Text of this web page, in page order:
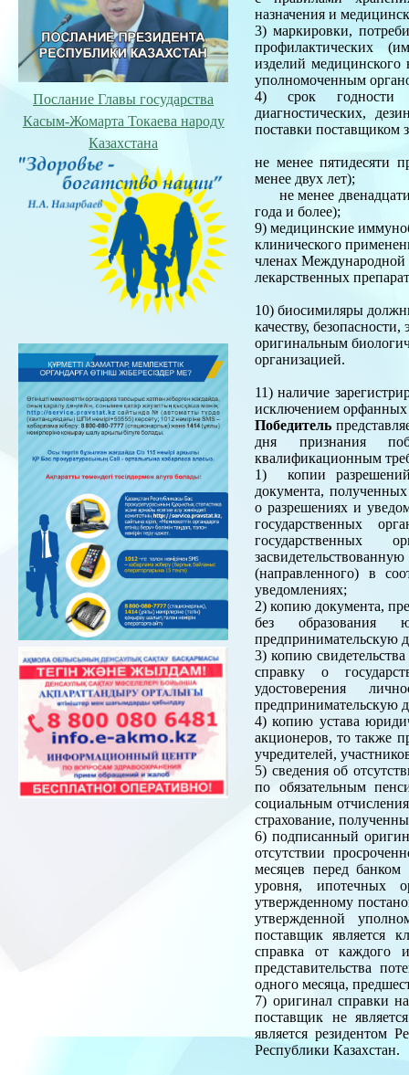
Послание Главы государства
Касым-Жомарта Токаева народу
Казахстана
назначения и
3) маркировки,
профилактических
изделий медицинского
уполномоченным
4) срок годности
диагностических,
поставки поставщиком
не менее пятидесяти
менее двух лет);
не менее двенадцати
9) медицинские
клинического
членах Международной
лекарственных
10) биосимиляры
качеству,
оригинальным
организацией.
11) наличие
исключением орфанных
Победитель
дня признания
квалификационным
1) копии разрешений
документа, полученных
о разрешениях и
государственных
государственных
(направленного) в
уведомлениях;
2) копию документа,
без образования
предпринимательскую
3) копию
справку о
удостоверения
предпринимательскую
4) копию устава
акционеров, то также
учредителей,
5) сведения об
по обязательным
социальным
страхование,
6) подписанный
отсутствии
месяцев перед банком
уровня, ипотечных
утвержденному
утвержденной
поставщик является
справка от каждого
представительства
одного месяца,
7) оригинал справки
поставщик не
является резидентом
Республики Казахстан.